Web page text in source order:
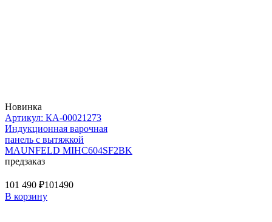
Новинка
Артикул: КА-00021273
Индукционная варочная
панель с вытяжкой
MAUNFELD MIHC604SF2BK
предзаказ
101 490 ₽101490
В корзину